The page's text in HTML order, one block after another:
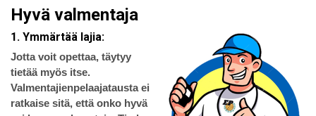
Hyvä valmentaja
1. Ymmärtää lajia:
Jotta voit opettaa, täytyy
tietää myös itse.
Valmentajienpelaajatausta ei
ratkaise sitä, että onko hyvä